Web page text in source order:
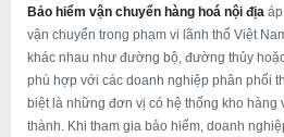
Bảo hiểm vận chuyển hàng hoá nội địa
vận chuyển trong phạm vi lãnh thổ Việt
khác nhau như đường bộ, đường thủy
phù hợp với các doanh nghiệp phân phối
biệt là những đơn vị có hệ thống kho hàng
thành. Khi tham gia bảo hiểm, doanh